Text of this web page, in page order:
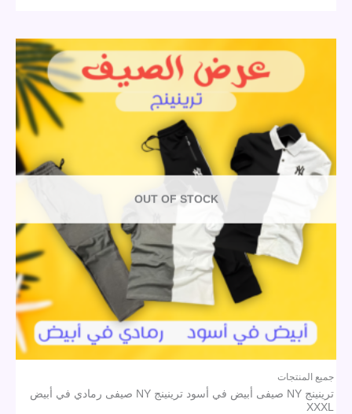
OUT OF STOCK
جميع المنتجات
ترينينج NY صيفى أبيض في أسود ترينينج NY صيفى رمادي في أبيض
XXXL